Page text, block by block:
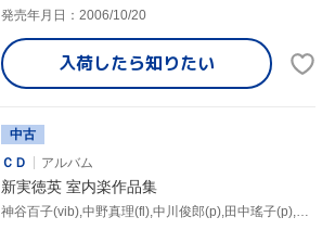
発売年月日：2006/10/20
入荷したら知りたい
中古
ＣＤ
アルバム
新実徳英 室内楽作品集
神谷百子(vib),中野真理(fl),中川俊郎(p),田中瑤子(p),新実真琴(Br),松原勝也(vn),山本千鶴(vn),城戸喜代(va)